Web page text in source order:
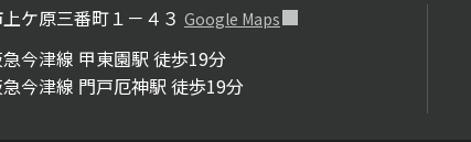
ケ原三番町１－４３ Google Maps
今津線 甲東園駅 徒歩19分
今津線 門戸厄神駅 徒歩19分